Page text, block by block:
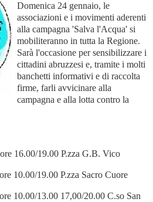
Domenica 24 gennaio, le
associazioni e i movimenti aderenti
alla campagna 'Salva l'Acqua' si
mobiliteranno in tutta la Regione.
Sarà l'occasione per sensibilizzare i
cittadini abruzzesi e, tramite i molti
banchetti informativi e di raccolta
firme, farli avvicinare alla
campagna e alla lotta contro la
16.00/19.00 P.zza G.B. Vico
10.00/19.00 P.zza Sacro Cuore
10.00/13.00 17,00/20.00 C.so San